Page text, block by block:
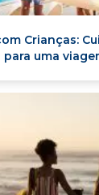
Crianças:
para uma